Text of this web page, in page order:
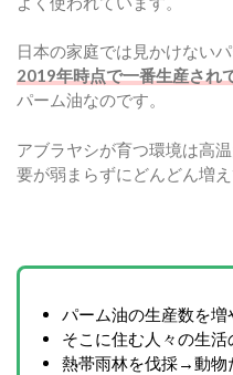
日本の家庭では見かけない
2019年時点で一番生産され
パーム油なのです。
アブラヤシが育つ環境は高
要が弱まらずにどんどん増
パーム油の生産数を
そこに住む人々の生活
熱帯雨林を伐採→動物